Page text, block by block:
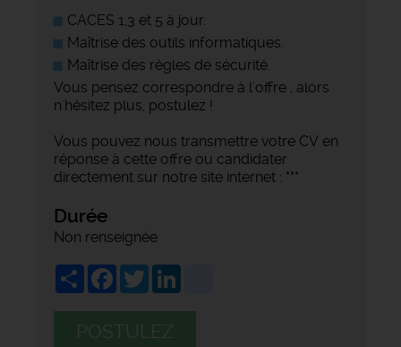
CACES 1,3 et 5 à jour.
Maîtrise des outils informatiques.
Maîtrise des règles de sécurité.
Vous pensez correspondre à l'offre , alors
n'hésitez plus, postulez !
Vous pouvez nous transmettre votre CV en
réponse à cette offre ou candidater
directement sur notre site internet : ***
Durée
Non renseignée
ShareFacebook
Twitter
POSTULEZ